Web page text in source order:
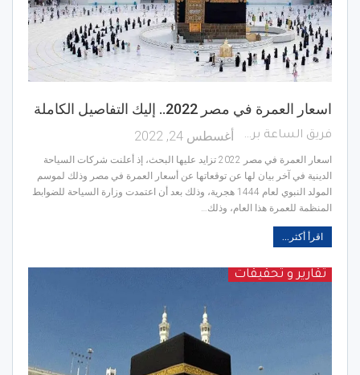
اسعار العمرة في مصر 2022.. إليك التفاصيل الكاملة
فريق الساعة برس أغسطس 24, 2022
اسعار العمرة في مصر 2022 تزايد عليها البحث، إذ أعلنت شركات السياحة
الدينية في آخر بيان لها عن توقعاتها عن أسعار العمرة في مصر وذلك لموسم
المولد النبوي لعام 1444 هجرية، وذلك بعد أن اعتمدت وزارة السياحة للضوابط
المنظمة للعمرة هذا العام، وذلك…
اقرأ أكثر...
تقارير و تحقيقات